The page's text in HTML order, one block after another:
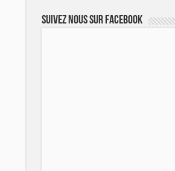
Suivez nous sur Facebook